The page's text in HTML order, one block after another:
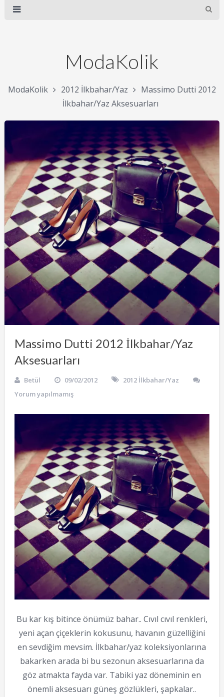
ModaKolik
ModaKolik 2012 İlkbahar/Yaz
Massimo Dutti 2012
İlkbahar/Yaz Aksesuarları
Massimo Dutti 2012 İlkbahar/Yaz
Aksesuarları
Betül 09/02/2012
2012 İlkbahar/Yaz
Yorum yapılmamış
Bu kar kış bitince önümüz bahar.. Cıvıl cıvıl renkleri,
yeni açan çiçeklerin kokusunu, havanın güzelliğini
en sevdiğim mevsim. İlkbahar/yaz koleksiyonlarına
bakarken arada bi bu sezonun aksesuarlarına da
göz atmakta fayda var. Tabiki yaz döneminin en
önemli aksesuarı güneş gözlükleri, şapkalar..